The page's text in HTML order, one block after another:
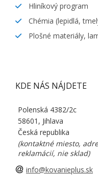
Hliníkový program
Chémia (lepidlá,
Plošné materiály,
KDE NÁS NÁJDETE
Polenská 4382/2c
58601, Jihlava
Česká republika
(kontaktné miesto,
reklamácií, nie sklad)
info@kovanieplus.sk